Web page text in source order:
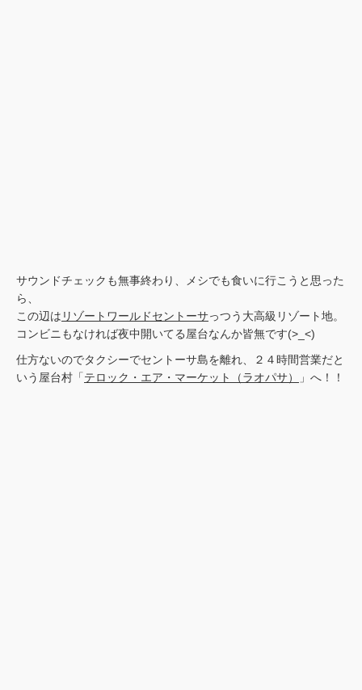
サウンドチェックも無事終わり、メシでも食いに行こうと思った
ら、
この辺は リゾートワールドセントーサっつう大高級リゾート地。
コンビニもなければ夜中開いてる屋台なんか皆無です(>_<)
仕方ないのでタクシーでセントーサ島を離れ、２４時間営業だと
いう屋台村「テロック・エア・マーケット（ラオパサ） 」へ！！